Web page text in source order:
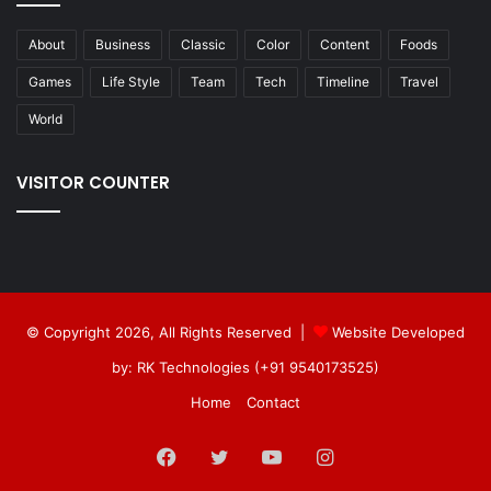
About Business Classic Color Content Foods
Games Life Style Team Tech Timeline Travel
World
VISITOR COUNTER
© Copyright 2026, All Rights Reserved |
Website Developed
by: RK Technologies (+91 9540173525)
Home
Contact
Facebook
TwitterYouTubeInstagram